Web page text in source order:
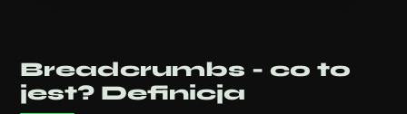
Breadcrumbs - co to
jest? Definicja